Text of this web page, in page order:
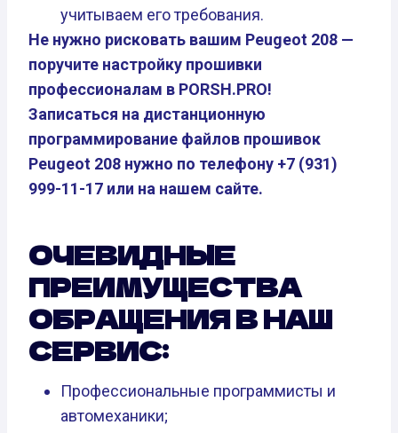
учитываем его требования.
Не нужно рисковать вашим Peugeot 208 —
поручите настройку прошивки
профессионалам в PORSH.PRO!
Записаться на дистанционную
программирование файлов прошивок
Peugeot 208 нужно по телефону +7 (931)
999-11-17 или на нашем сайте.
ОЧЕВИДНЫЕ
ПРЕИМУЩЕСТВА
ОБРАЩЕНИЯ В НАШ
СЕРВИС:
Профессиональные программисты и
автомеханики;